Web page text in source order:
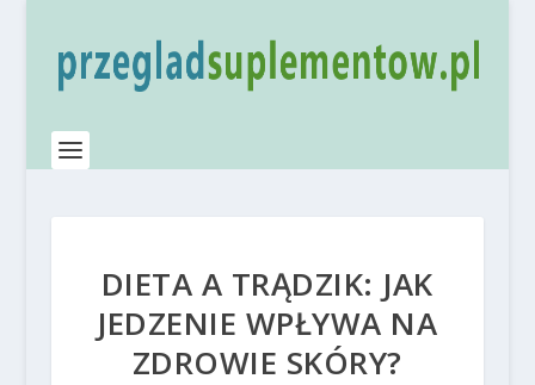
DIETA A TRĄDZIK: JAK
JEDZENIE WPŁYWA NA
ZDROWIE SKÓRY?